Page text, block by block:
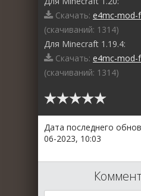
Скачать: e4mc-mod-
(cкачиваний: 1314)
Для Minecraft 1.19.4:
Скачать: e4mc-mod-
(cкачиваний: 1314)
Дата последнего
06-2023, 10:03